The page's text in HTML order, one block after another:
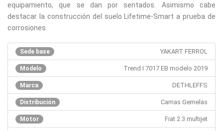
equipamiento, que se dan por sentados. Asimismo cabe
destacar la construcción del suelo Lifetime-Smart a prueba de
corrosiones.
Sede base YAKART FERROL
Modelo Trend I 7017 EB modelo 2019
Marca DETHLEFFS
Distribución Camas Gemelas
Motor Fiat 2.3 multijet